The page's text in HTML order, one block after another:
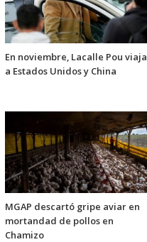
En noviembre, Lacalle Pou viaja
a Estados Unidos y China
MGAP descartó gripe aviar en
mortandad de pollos en
Chamizo